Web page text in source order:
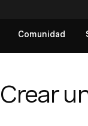
Comunidad
Crear